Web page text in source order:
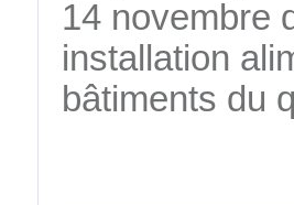
14 novembre
installation
bâtiments du